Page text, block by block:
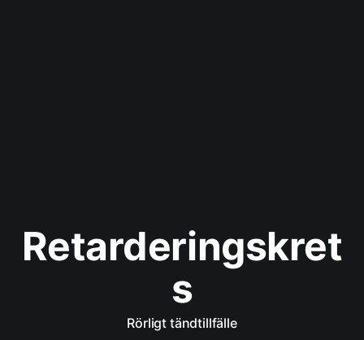
Retarderingskret
s
Rörligt tändtillfälle